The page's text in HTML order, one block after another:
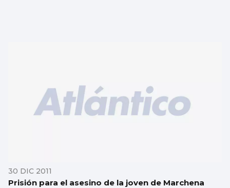
30 DIC 2011
Prisión para el asesino de la joven de Marchena